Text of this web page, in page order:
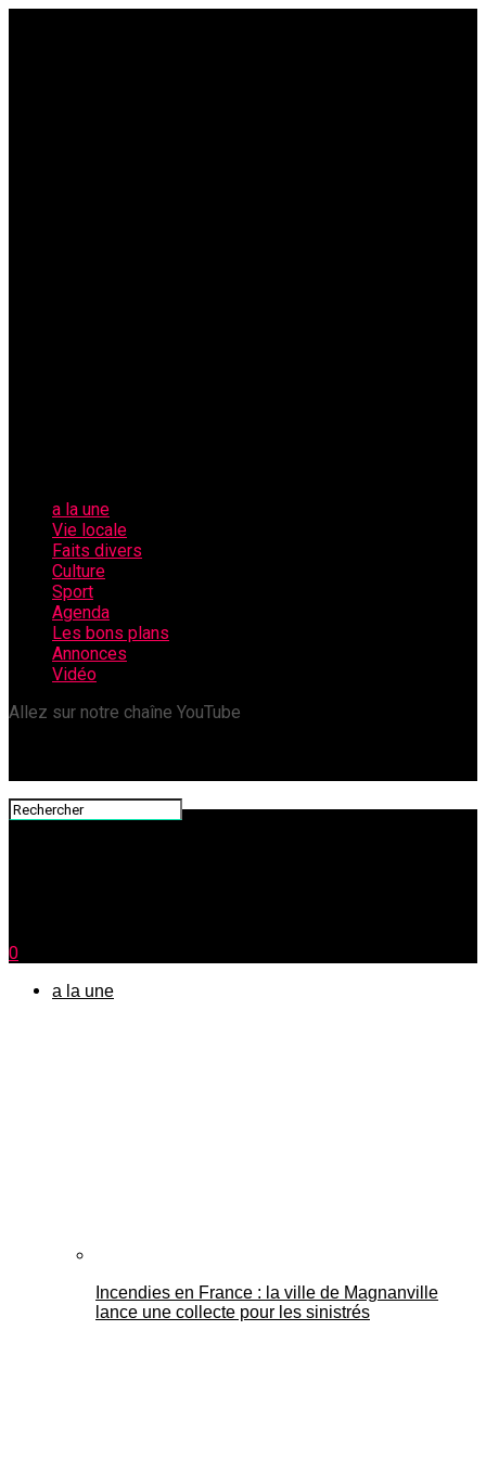
a la une
Vie locale
Faits divers
Culture
Sport
Agenda
Les bons plans
Annonces
Vidéo
Allez sur notre chaîne YouTube
0
a la une
Incendies en France : la ville de Magnanville
lance une collecte pour les sinistrés